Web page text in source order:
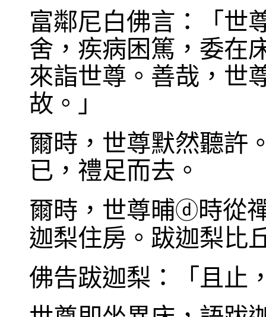
富鄰尼白佛言：「世
舍，疾病困篤，委在
來詣世尊。善哉，世
故。」
爾時，世尊默然聽許
已，禮足而去。
爾時，世尊晡ⓓ時從
迦梨住房。跋迦梨比
佛告跋迦梨：「且止